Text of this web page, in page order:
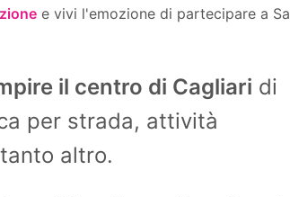
e vivi l'emozione di partecipare a Sa
il centro di Cagliari di
per strada, attività
altro.